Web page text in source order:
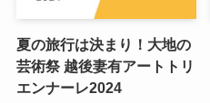
夏の旅行は決まり！大地の
芸術祭 越後妻有アートトリ
エンナーレ2024